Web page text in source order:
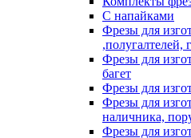
С напайками
Фрезы для
,полугалтелей, г
Фрезы для
багет
Фрезы для
Фрезы для
наличника,
Фрезы для